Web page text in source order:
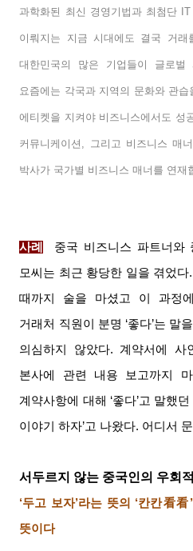
과학화된 최신 경영기법과 최첨단IT
이뤄지는 지금 시대에도 결국 거래
대한민국의 많은 기업들이 글로
요즘에는 각국과 지역의 문화와 관
에티켓을 지켜야 비즈니스에서도 성
커뮤니케이션 그리고 비즈니스 매
박사가 국가별 비즈니스 매너를 연재
사례
중국 비즈니스 파트너와
모씨는 최근 황당한 일을 겪었다.
때까지 술을 마셨고 이 과정
거래처 직원이 분명 ‘좋다’는 말
의심하지 않았다. 계약서에 사
본사에 관련 내용 보고까지
계약사항에 대해 ‘좋다’고 말했
이야기 하자’고 나왔다. 어디서
서두르지 않는 중국인의 우회
‘두고 보자’라는 뜻의 ‘칸칸看看’
뜻이다